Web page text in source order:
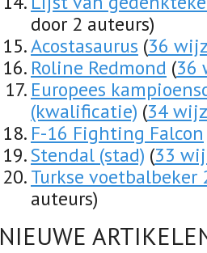
door 2 auteurs)
Acostasaurus (36
Roline Redmond (36
Europees
(kwalificatie) (34
F-16 Fighting Falcon
Stendal (stad) (33
Turkse voetbalbeker
auteurs)
NIEUWE